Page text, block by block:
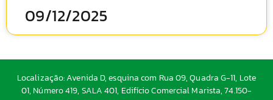
09/12/2025
Localização: Avenida D, esquina com Rua 09, Quadra G-11, Lote
01, Número 419, SALA 401, Edifício Comercial Marista, 74.150-